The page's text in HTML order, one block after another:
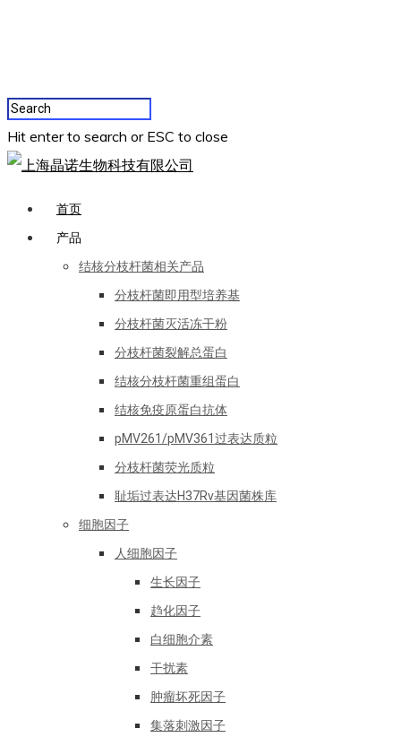
Hit enter to search or ESC to close
首页
产品
结核分枝杆菌相关产品
分枝杆菌即用型培养基
分枝杆菌灭活冻干粉
分枝杆菌裂解总蛋白
结核分枝杆菌重组蛋白
结核免疫原蛋白抗体
pMV261/pMV361过表达质粒
分枝杆菌荧光质粒
耻垢过表达H37Rv基因菌株库
细胞因子
人细胞因子
生长因子
趋化因子
白细胞介素
干扰素
肿瘤坏死因子
集落刺激因子